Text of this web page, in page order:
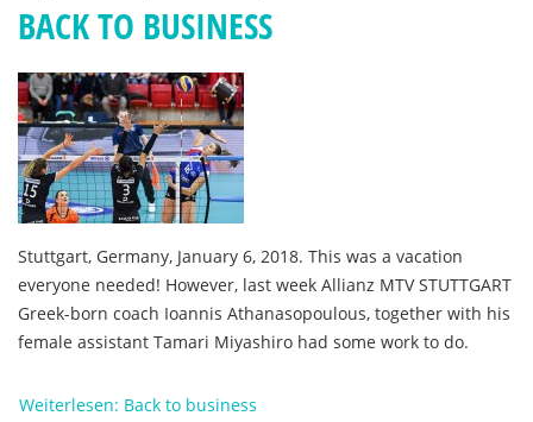
BACK TO BUSINESS
Stuttgart, Germany, January 6, 2018. This was a vacation
everyone needed! However, last week Allianz MTV STUTTGART
Greek-born coach Ioannis Athanasopoulous, together with his
female assistant Tamari Miyashiro had some work to do.
Weiterlesen: Back to business